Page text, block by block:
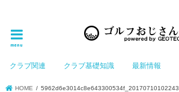
menu
クラブ関連 クラブ基礎知識 最新情報
HOME 5962d6e3014c8e643300534f_20170710102243